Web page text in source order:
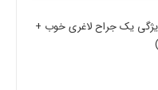
جراح لاغری (9 ویژگی یک جراح لاغری خوب +